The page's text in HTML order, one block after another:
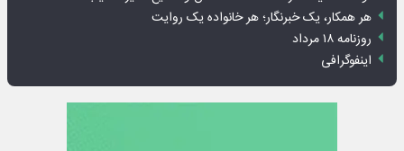
هر همکار، یک خبرنگار؛ هر خانواده یک روایت
روزنامه ۱۸ مرداد
اینفوگرافی